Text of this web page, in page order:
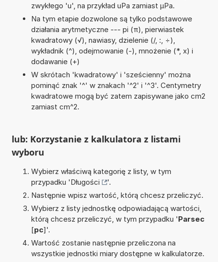
zwykłego 'u', na przykład uPa zamiast µPa.
Na tym etapie dozwolone są tylko podstawowe
działania arytmetyczne --- pi (π), pierwiastek
kwadratowy (√), nawiasy, dzielenie (/, :, ÷),
wykładnik (^), odejmowanie (-), mnożenie (*, x) i
dodawanie (+)
W skrótach 'kwadratowy' i 'sześcienny' można
pominąć znak '^' w znakach '^2' i '^3'. Centymetry
kwadratowe mogą być zatem zapisywane jako cm2
zamiast cm^2.
lub: Korzystanie z kalkulatora z listami
wyboru
Wybierz właściwą kategorię z listy, w tym
przypadku 'Długości
'.
Następnie wpisz wartość, którą chcesz przeliczyć.
Wybierz z listy jednostkę odpowiadającą wartości,
którą chcesz przeliczyć, w tym przypadku 'Parsec
[pc]'.
Wartość zostanie następnie przeliczona na
wszystkie jednostki miary dostępne w kalkulatorze.